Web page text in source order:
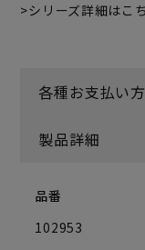
シリーズ詳細はこ
各種お支払い
製品詳細
品番
102953